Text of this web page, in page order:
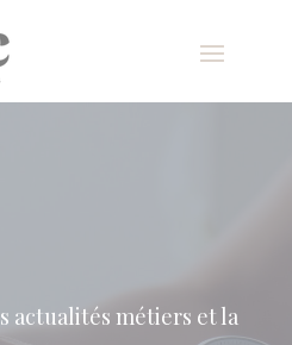
actualités métiers et la